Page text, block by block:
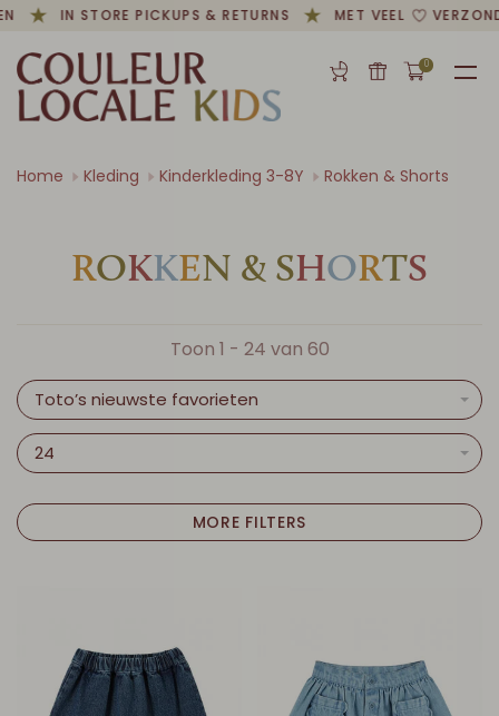
IN STORE PICKUPS & RETURNS MET VEEL
0
Home Kleding Kinderkleding 3-8Y Rokken & Shorts
ROKKEN & SHORTS
Toon 1 - 24 van 60
Toto’s nieuwste favorieten
24
MORE FILTERS